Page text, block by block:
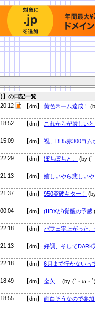
】の日記一覧
20:12 【dm】 黄色ネーム達成！
18:52 【dm】 これからが厳しい
15:09 【dm】 祝、DD5赤300コム
22:29 【dm】 ぼちぼちと。 (by (`
21:13 【dm】 嬉しいやら悲しい
21:37 【dm】 950突破キター！
00:04 【dm】 (IIDXが)覚醒の予感
22:18 【dm】 パフェ率上がった
21:13 【dm】 好調、そしてDARK
22:18 【dm】 6月まで行かないっ
18:49 【dm】 金欠… (by (`・ω・
18:55 【dm】 面白そうなので参